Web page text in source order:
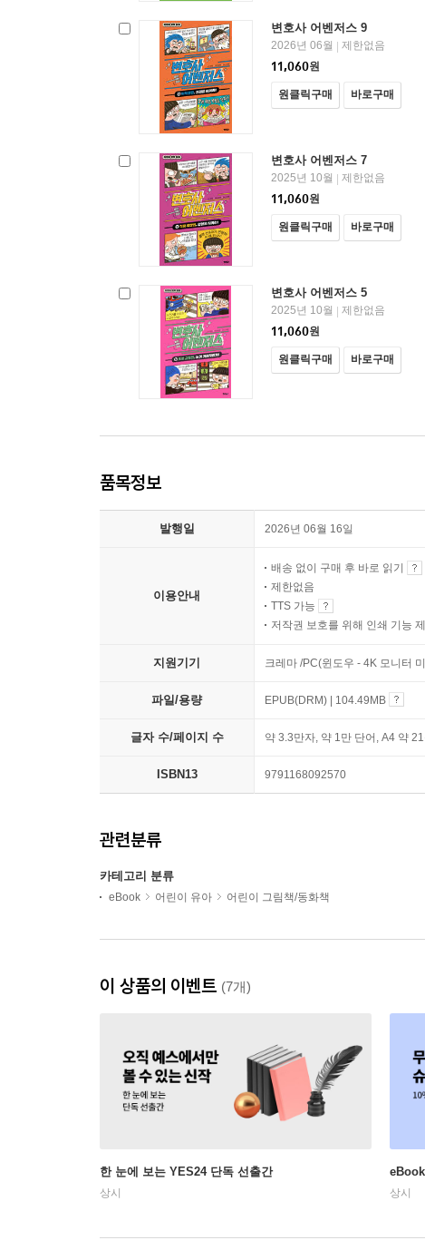
변호사 어벤저스 9
2026년 06월 | 제한없음
11,060원
원클릭구매 바로구매
변호사 어벤저스 7
2025년 10월 | 제한없음
11,060원
원클릭구매 바로구매
변호사 어벤저스 5
2025년 10월 | 제한없음
11,060원
원클릭구매 바로구매
품목정보
발행일 2026년 06월 16일
이용안내
배송 없이 구매 후 바로 읽기
제한없음
TTS 가능
저작권 보호를 위해 인쇄 기능
지원기기 크레마 /PC(윈도우 - 4K 모니터
파일/용량 EPUB(DRM) | 104.49MB
글자 수/페이지 수 약 3.3만자, 약 1만 단어, A4 약
ISBN13 9791168092570
관련분류
카테고리 분류
eBook 어린이 유아 어린이 그림책/동화책
이 상품의 이벤트 (7개)
한 눈에 보는 YES24 단독 선출간
상시 상시